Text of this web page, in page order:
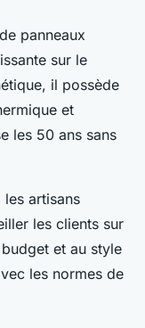
panneaux
sur le
il possède
et
les 50 ans sans
artisans
les clients sur
et au style
les normes de